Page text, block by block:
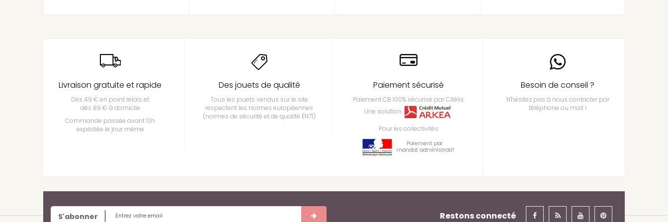
Livraison gratuite et rapide
Dès 49 € en point relais et
dès 89 € à domicile
Commande passée avant 13h
expédiée le jour même
Des jouets de qualité
Tous les jouets vendus sur le site
respectent les normes européennes
(normes de sécurité et de qualité EN71)
Paiement sécurisé
Paiement CB 100% sécurisé par Citélis
Une solution
Pour les collectivités
Besoin de conseil ?
N'hésitez pas à nous contacter par
téléphone ou mail !
S'abonner Restons connecté